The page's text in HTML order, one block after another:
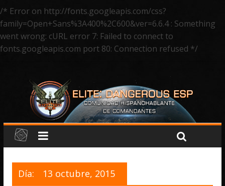
/* Error on http://fonts.googleapis.com/css?
family=Open+Sans%3A400%2C600&ver=6.6.4 : Something
went wrong: cURL error 7: Failed to connect to
fonts.googleapis.com port 80: Connection refused */
Día: 13 octubre, 2015